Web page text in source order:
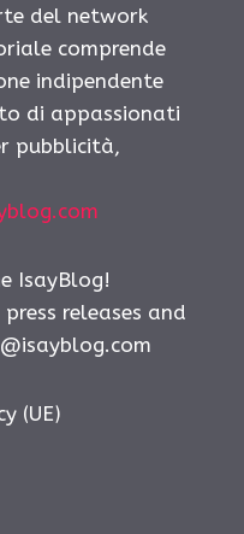
del network
comprende
indipendente
di appassionati
pubblicità,
IsayBlog!
releases and
(UE)